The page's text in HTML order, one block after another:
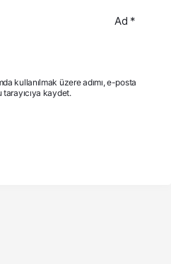
Ad *
kullanılmak üzere adımı, e-posta
kaydet.